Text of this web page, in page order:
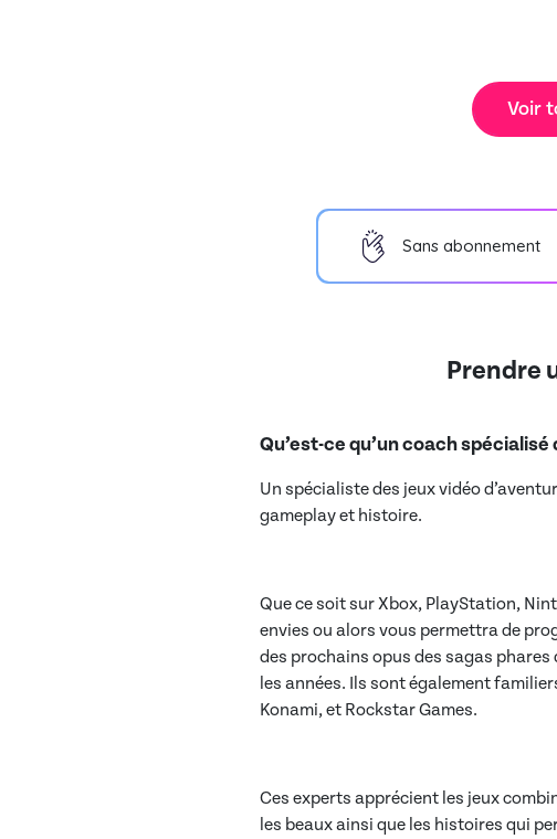
Voir
Sans abonnement
Prendre
Qu’est-ce qu’un coach
Un spécialiste des jeux vidéo
gameplay et histoire.
Que ce soit sur Xbox, PlayStation,
envies ou alors vous permettra de
des prochains opus des sagas
les années. Ils sont également
Konami, et Rockstar Games.
Ces experts apprécient les jeux
les beaux ainsi que les histoires qui